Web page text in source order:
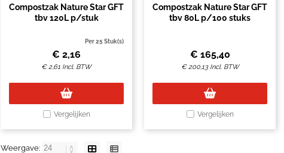
Compostzak Nature Star GFT
tbv 120L p/stuk
Per 25 Stuk(s)
€ 2,16
€2,61 Incl. BTW
Vergelijken
Compostzak Nature Star GFT
tbv 80L p/100 stuks
€ 165,40
€200,13 Incl. BTW
Vergelijken
Weergave: